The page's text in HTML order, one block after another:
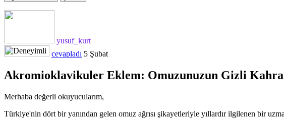
yusuf_kurt
cevapladı 5 Şubat
Akromioklavikuler Eklem: Omuzunuzun Gizli
Merhaba değerli okuyucularım,
Türkiye'nin dört bir yanından gelen omuz ağrısı şikayetleriyle yıllardır ilgilenen bir